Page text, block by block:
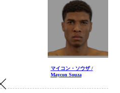
マイコン・ソウザ /
Maycon Souza